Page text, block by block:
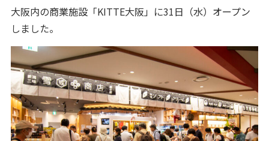
大阪内の商業施設「KITTE大阪」に31日（水）オープン
しました。